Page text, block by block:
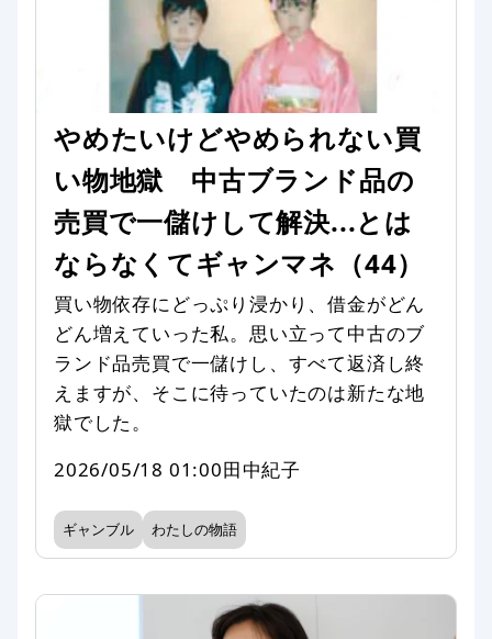
やめたいけどやめられない買
い物地獄 中古ブランド品の
売買で一儲けして解決...とは
ならなくてギャンマネ（44）
買い物依存にどっぷり浸かり、借金がどん
どん増えていった私。思い立って中古のブ
ランド品売買で一儲けし、すべて返済し終
えますが、そこに待っていたのは新たな地
獄でした。
2026/05/18 01:00田中紀子
ギャンブル わたしの物語